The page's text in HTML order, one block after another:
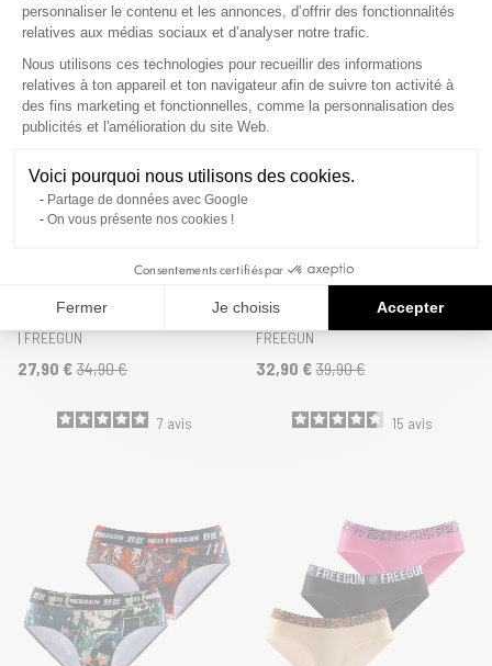
Nouveautés
femme Confort, Respirant, Stretch
| FREEGUN
27,90 € 34,90 €
7 avis
Nouveautés
femme Fantasy Stretch |
FREEGUN
32,90 € 39,90 €
15 avis
personnaliser le contenu et les annonces, d’offrir des fonctionnalités
relatives aux médias sociaux et d’analyser notre trafic.
Nous utilisons ces technologies pour recueillir des informations
relatives à ton appareil et ton navigateur afin de suivre ton activité à
des fins marketing et fonctionnelles, comme la personnalisation des
publicités et l'amélioration du site Web.
Voici pourquoi nous utilisons des cookies.
Partage de données avec Google
On vous présente nos cookies !
Consentements certifiés par
Fermer Je choisis Accepter
Axeptio consent